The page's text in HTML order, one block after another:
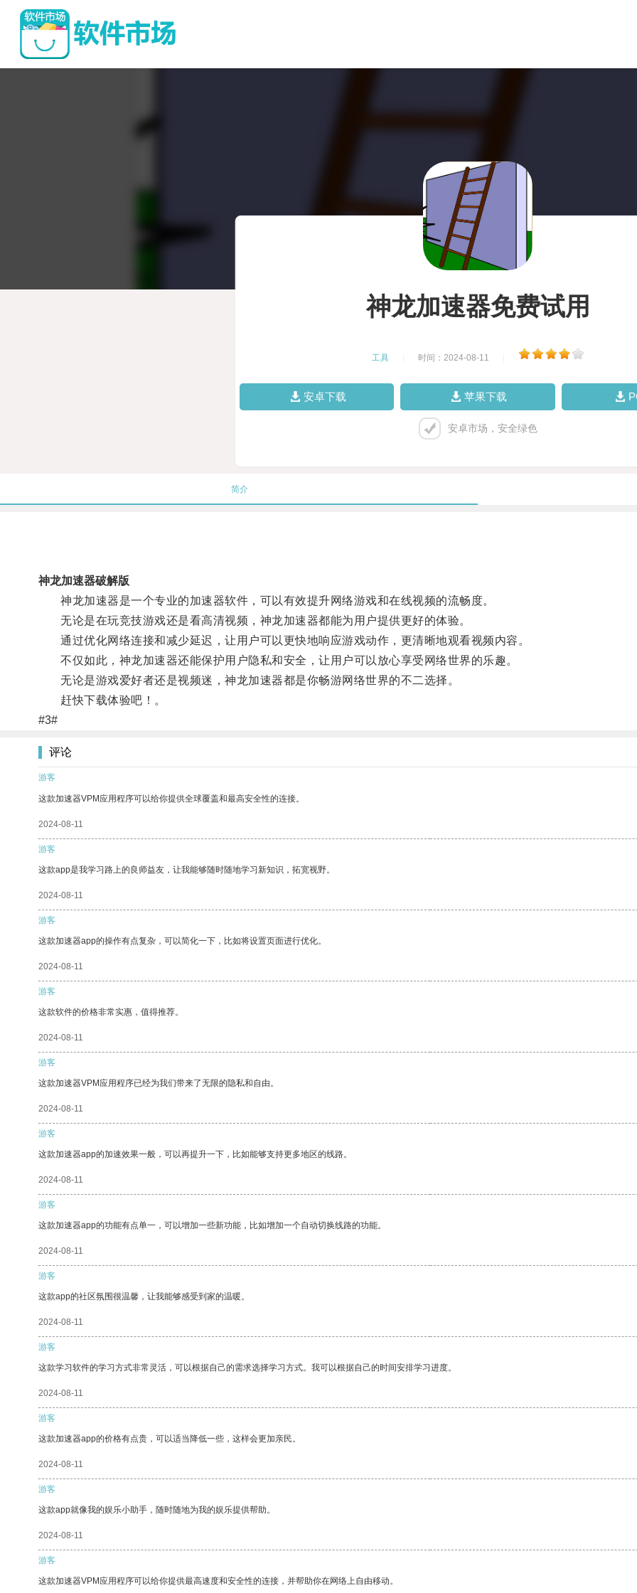
神龙加速器免费试用
工具 时间：2024-08-11
安卓下载 苹果下载
安卓市场，安全绿色
简介
神龙加速器破解版
神龙加速器是一个专业的加速器软件，可以有效提升网络游戏和在线视频的流畅度。
无论是在玩竞技游戏还是看高清视频，神龙加速器都能为用户提供更好的体验。
通过优化网络连接和减少延迟，让用户可以更快地响应游戏动作，更清晰地观看视频内容。
不仅如此，神龙加速器还能保护用户隐私和安全，让用户可以放心享受网络世界的乐趣。
无论是游戏爱好者还是视频迷，神龙加速器都是你畅游网络世界的不二选择。
赶快下载体验吧！。
#3#
评论
游客
这款加速器VPM应用程序可以给你提供全球覆盖和最高安全性的连接。
2024-08-11
游客
这款app是我学习路上的良师益友，让我能够随时随地学习新知识，拓宽视野。
2024-08-11
游客
这款加速器app的操作有点复杂，可以简化一下，比如将设置页面进行优化。
2024-08-11
游客
这款软件的价格非常实惠，值得推荐。
2024-08-11
游客
这款加速器VPM应用程序已经为我们带来了无限的隐私和自由。
2024-08-11
游客
这款加速器app的加速效果一般，可以再提升一下，比如能够支持更多地区的线路。
2024-08-11
游客
这款加速器app的功能有点单一，可以增加一些新功能，比如增加一个自动切换线路的功能。
2024-08-11
游客
这款app的社区氛围很温馨，让我能够感受到家的温暖。
2024-08-11
游客
这款学习软件的学习方式非常灵活，可以根据自己的需求选择学习方式。我可以根据自己的时间安排学习进度。
2024-08-11
游客
这款加速器app的价格有点贵，可以适当降低一些，这样会更加亲民。
2024-08-11
游客
这款app就像我的娱乐小助手，随时随地为我的娱乐提供帮助。
2024-08-11
游客
这款加速器VPM应用程序可以给你提供最高速度和安全性的连接，并帮助你在网络上自由移动。